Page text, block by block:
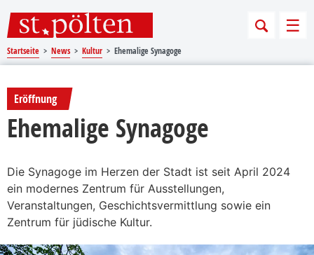
Startseite News Kultur Ehemalige Synagoge
Eröffnung
Ehemalige Synagoge
Die Synagoge im Herzen der Stadt ist seit April 2024
ein modernes Zentrum für Ausstellungen,
Veranstaltungen, Geschichtsvermittlung sowie ein
Zentrum für jüdische Kultur.